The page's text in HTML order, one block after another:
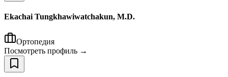
Ekachai Tungkhawiwatchakun, M.D.
Ортопедия
Посмотреть профиль →